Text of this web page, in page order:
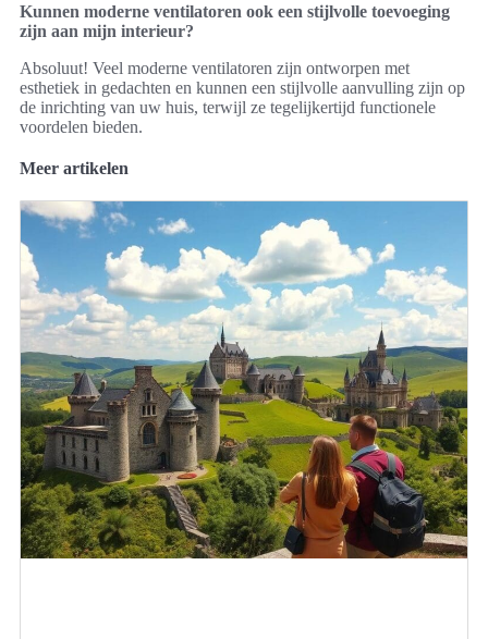
Kunnen moderne ventilatoren ook een stijlvolle toevoeging
zijn aan mijn interieur?
Absoluut! Veel moderne ventilatoren zijn ontworpen met
esthetiek in gedachten en kunnen een stijlvolle aanvulling zijn op
de inrichting van uw huis, terwijl ze tegelijkertijd functionele
voordelen bieden.
Meer artikelen